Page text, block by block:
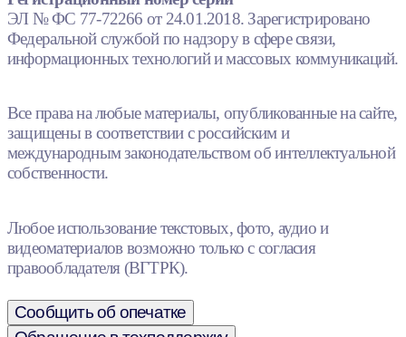
ЭЛ № ФС 77-72266 от 24.01.2018. Зарегистрировано
Федеральной службой по надзору в сфере связи,
информационных технологий и массовых коммуникаций.
Все права на любые материалы, опубликованные на сайте,
защищены в соответствии с российским и
международным законодательством об интеллектуальной
собственности.
Любое использование текстовых, фото, аудио и
видеоматериалов возможно только с согласия
правообладателя (ВГТРК).
Сообщить об опечатке